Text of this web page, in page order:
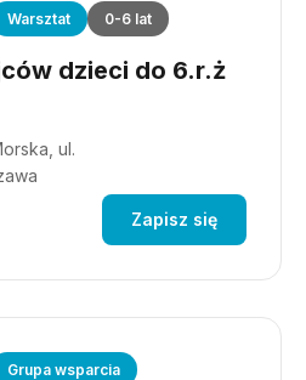
Warsztat 0-6 lat
dzieci do 6.r.ż
ul.
Zapisz się
Grupa wsparcia